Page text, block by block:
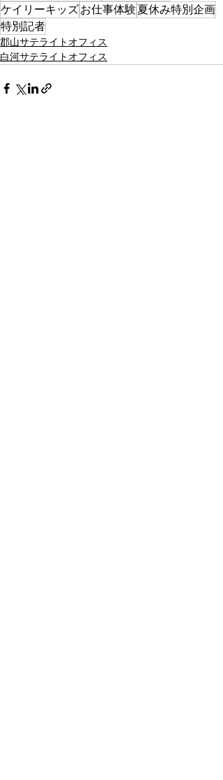
ケイリーキッズお仕事体験 夏休み特別企画
特別記者
郡山サテライトオフィス
白河サテライトオフィス